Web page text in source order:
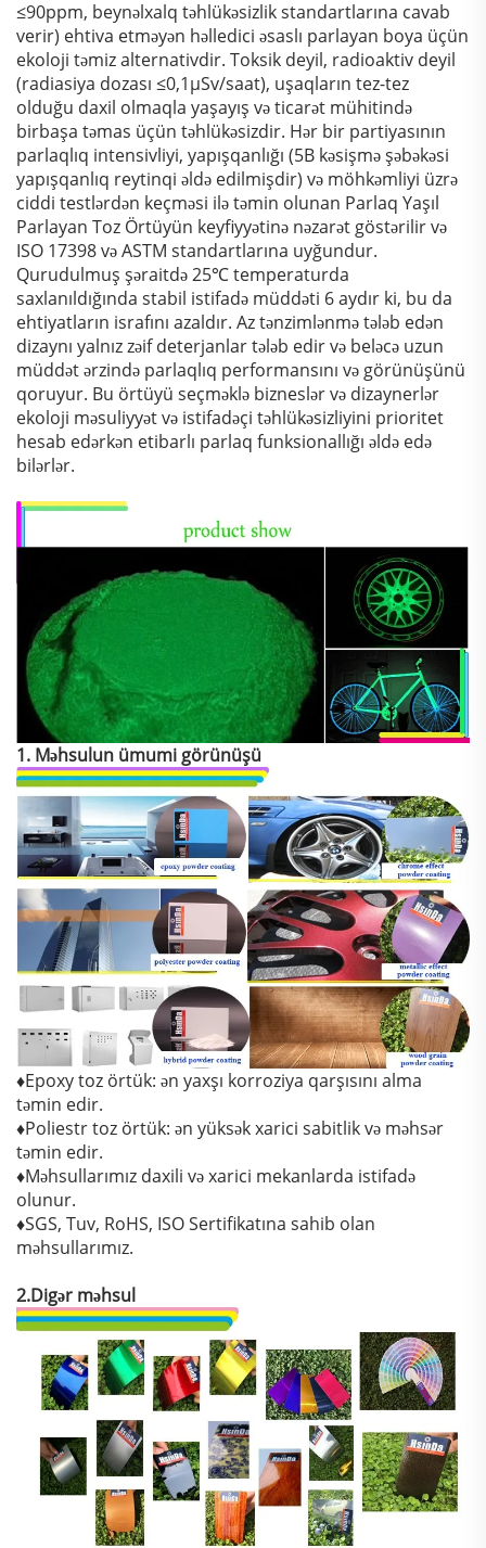
≤90ppm, beynəlxalq təhlükəsizlik standartlarına cavab
verir) ehtiva etməyən həlledici əsaslı parlayan boya üçün
ekoloji təmiz alternativdir. Toksik deyil, radioaktiv deyil
(radiasiya dozası ≤0,1μSv/saat), uşaqların tez-tez
olduğu daxil olmaqla yaşayış və ticarət mühitində
birbaşa təmas üçün təhlükəsizdir. Hər bir partiyasının
parlaqlıq intensivliyi, yapışqanlığı (5B kəsişmə şəbəkəsi
yapışqanlıq reytinqi əldə edilmişdir) və möhkəmliyi üzrə
ciddi testlərdən keçməsi ilə təmin olunan Parlaq Yaşıl
Parlayan Toz Örtüyün keyfiyyətinə nəzarət göstərilir və
ISO 17398 və ASTM standartlarına uyğundur.
Qurudulmuş şəraitdə 25℃ temperaturda
saxlanıldığında stabil istifadə müddəti 6 aydır ki, bu da
ehtiyatların israfını azaldır. Az tənzimlənmə tələb edən
dizaynı yalnız zəif deterjanlar tələb edir və beləcə uzun
müddət ərzində parlaqlıq performansını və görünüşünü
qoruyur. Bu örtüyü seçməklə bizneslər və dizaynerlər
ekoloji məsuliyyət və istifadəçi təhlükəsizliyini prioritet
hesab edərkən etibarlı parlaq funksionallığı əldə edə
bilərlər.
1. Məhsulun ümumi görünüşü
♦Epoxy toz örtük: ən yaxşı korroziya qarşısını alma
təmin edir.
♦Poliestr toz örtük: ən yüksək xarici sabitlik və məhsər
təmin edir.
♦Məhsullarımız daxili və xarici mekanlarda istifadə
olunur.
♦SGS, Tuv, RoHS, ISO Sertifikatına sahib olan
məhsullarımız.
2.Digər məhsul